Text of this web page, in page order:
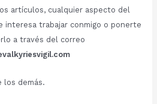
artículos, cualquier aspecto del
interesa trabajar conmigo o ponerte
a través del correo
los demás.